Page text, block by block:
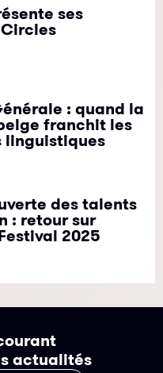
ses
: quand la
franchit les
linguistiques
des talents
: retour sur
2025
actualités